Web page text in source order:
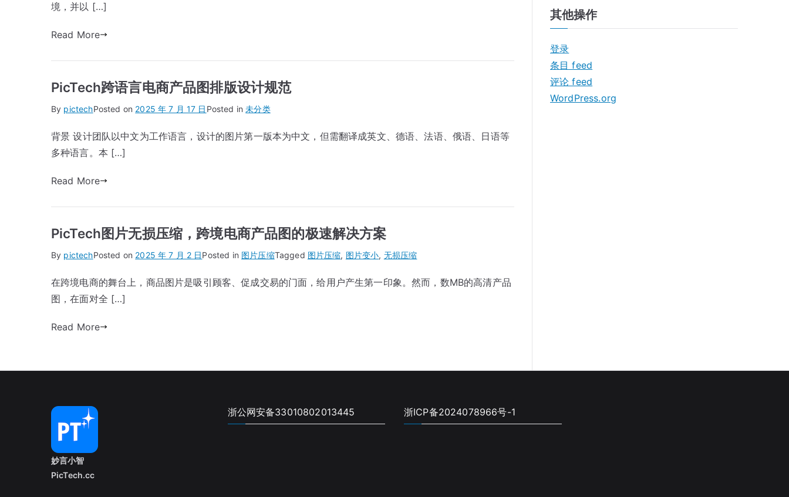
境，并以 […]
Read More
PicTech跨语言电商产品图排版设计规范
By pictechPosted on 2025 年 7 月 17 日 Posted in未分类
背景 设计团队以中文为工作语言，设计的图片第一版本为中文，但需翻译成英文、德语、法语、俄语、日语等
多种语言。本 […]
Read More
PicTech图片无损压缩，跨境电商产品图的极速解决方案
By pictechPosted on 2025 年 7 月 2 日Posted in 图片压缩Tagged 图片压缩, 图片变小, 无损压缩
在跨境电商的舞台上，商品图片是吸引顾客、促成交易的门面，给用户产生第一印象。然而，数MB的高清产品
图，在面对全 […]
Read More
其他操作
登录
条目 feed
评论 feed
WordPress.org
妙言小智
PicTech.cc
浙公网安备33010802013445 浙ICP备2024078966号-1